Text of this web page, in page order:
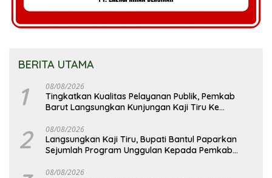
BERITA UTAMA
1 08/08/2026
Tingkatkan Kualitas Pelayanan Publik, Pemkab
Barut Langsungkan Kunjungan Kaji Tiru Ke
2 08/08/2026
Langsungkan Kaji Tiru, Bupati Bantul Paparkan
Sejumlah Program Unggulan Kepada Pemkab
08/08/2026